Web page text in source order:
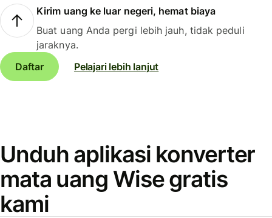
Kirim uang ke luar negeri, hemat biaya
Buat uang Anda pergi lebih jauh, tidak peduli
jaraknya.
Daftar
Pelajari lebih lanjut
Unduh aplikasi konverter
mata uang Wise gratis
kami